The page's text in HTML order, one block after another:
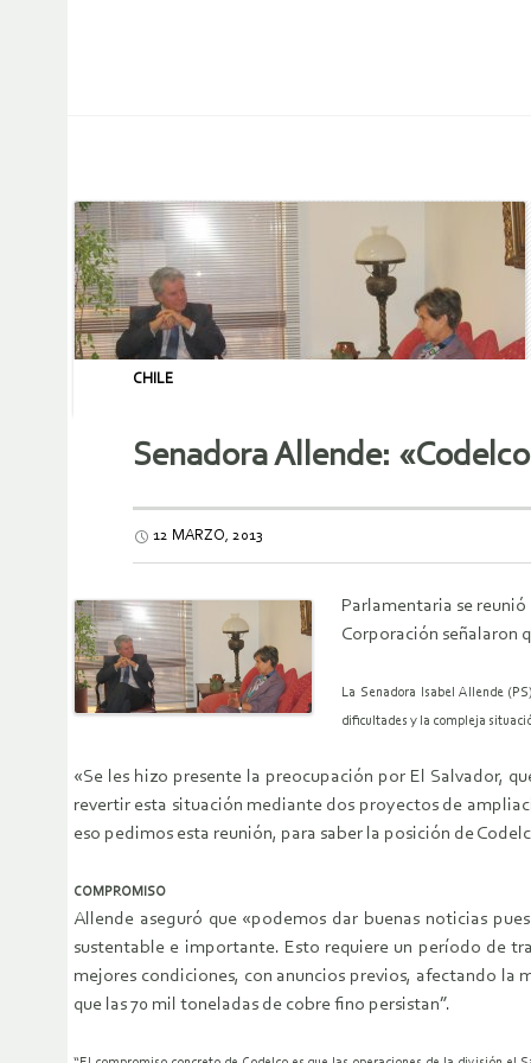
CHILE
Senadora Allende:
12 MARZO, 2013
Parlamentaria se
Corporación señalaron
La Senadora Isabel Allende
dificultades y la compleja
«Se les hizo presente la preocupación por El Salvador,
revertir esta situación mediante dos proyectos de
eso pedimos esta reunión, para saber la posición de
COMPROMISO
Allende aseguró que «podemos dar buenas noticias
sustentable e importante. Esto requiere un período de
mejores condiciones, con anuncios previos, afectando
que las 70 mil toneladas de cobre fino persistan”.